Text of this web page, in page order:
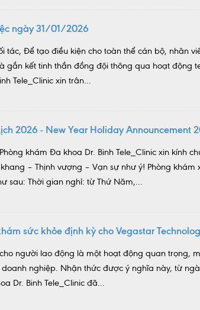
ngày 31/01/2026
tác, Để tạo điều kiện cho toàn thể cán bộ, nhân
gắn kết tinh thần đồng đội thông qua hoạt động
Tele_Clinic xin trân...
2026 - New Year Holiday Announcement
khám Đa khoa Dr. Binh Tele_Clinic xin kính
– Thịnh vượng – Vạn sự như ý! Phòng khám
sau: Thời gian nghỉ: từ Thứ Năm,...
sức khỏe định kỳ cho Vegastar
người lao động là một hoạt động quan trọng,
doanh nghiệp. Nhận thức được ý nghĩa này, từ
Dr. Binh Tele_Clinic đã...